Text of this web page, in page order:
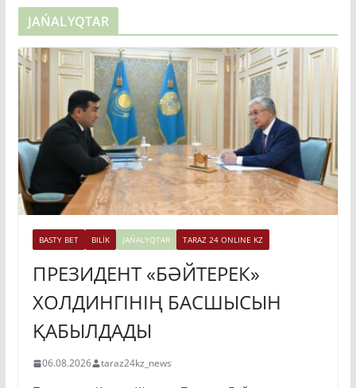
JAŃALYQTAR
BASTY BET BILİK JAŃALYQTAR TARAZ 24 ONLINE KZ
ПРЕЗИДЕНТ «БӘЙТЕРЕК»
ХОЛДИНГІНІҢ БАСШЫСЫН
ҚАБЫЛДАДЫ
06.08.2026 taraz24kz_news